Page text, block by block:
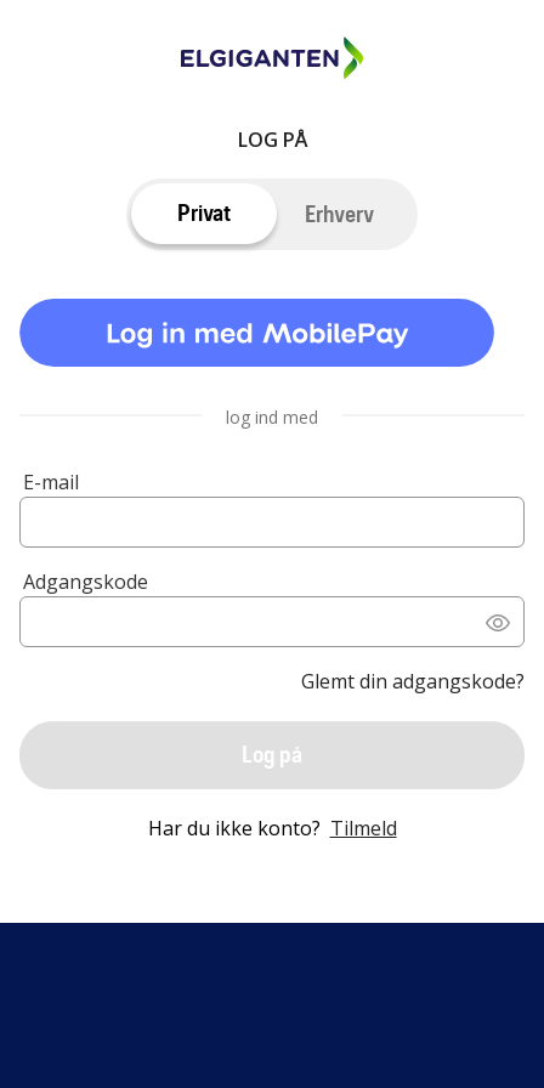
LOG PÅ
Privat Erhverv
log ind med
E-mail
Adgangskode
Glemt din adgangskode?
Log på
Har du ikke konto? Tilmeld